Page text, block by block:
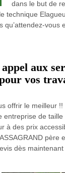
dans le but de
vous
aux
vos
offrir le meilleur
de
à des prix
père
dès